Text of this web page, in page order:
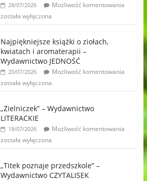
28/07/2026
Możliwość komentowania
została wyłączona
Najpiękniejsze książki o ziołach,
kwiatach i aromaterapii –
Wydawnictwo JEDNOŚĆ
20/07/2026
Możliwość komentowania
została wyłączona
„Zielniczek” – Wydawnictwo
LITERACKIE
18/07/2026
Możliwość komentowania
została wyłączona
„Titek poznaje przedszkole” –
Wydawnictwo CZYTALISEK